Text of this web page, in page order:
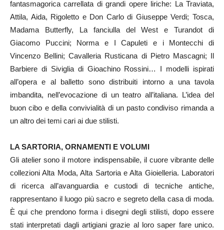
fantasmagorica carrellata di grandi opere liriche: La Traviata,
Attila, Aida, Rigoletto e Don Carlo di Giuseppe Verdi; Tosca,
Madama Butterfly, La fanciulla del West e Turandot di
Giacomo Puccini; Norma e I Capuleti e i Montecchi di
Vincenzo Bellini; Cavalleria Rusticana di Pietro Mascagni; Il
Barbiere di Siviglia di Gioachino Rossini… I modelli ispirati
all’opera e al balletto sono distribuiti intorno a una tavola
imbandita, nell’evocazione di un teatro all’italiana. L’idea del
buon cibo e della convivialità di un pasto condiviso rimanda a
un altro dei temi cari ai due stilisti.
LA SARTORIA, ORNAMENTI E VOLUMI
Gli atelier sono il motore indispensabile, il cuore vibrante delle
collezioni Alta Moda, Alta Sartoria e Alta Gioielleria. Laboratori
di ricerca all’avanguardia e custodi di tecniche antiche,
rappresentano il luogo più sacro e segreto della casa di moda.
È qui che prendono forma i disegni degli stilisti, dopo essere
stati interpretati dagli artigiani grazie al loro saper fare unico.